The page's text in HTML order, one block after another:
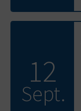
12
Sept.